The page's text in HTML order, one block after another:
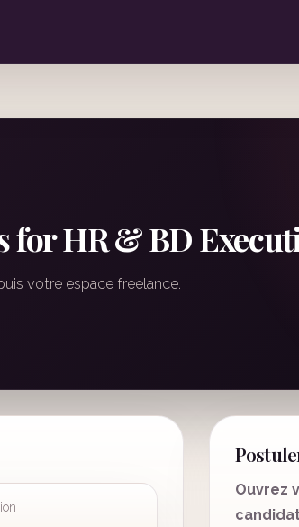
HR & BD
votre espace freelance.
Ouvrez